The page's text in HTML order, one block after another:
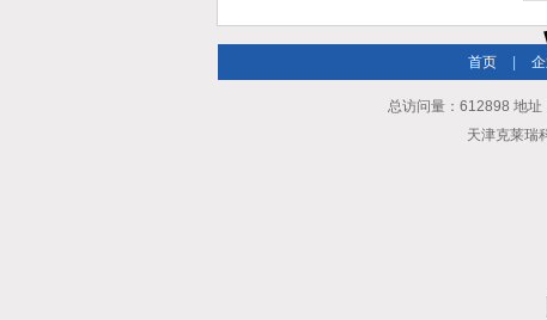
首页 企
总访问量：612898 地
天津克莱瑞